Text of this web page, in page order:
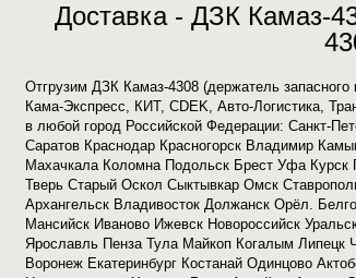
Доставка - ДЗК Камаз-
Отгрузим ДЗК Камаз-4308 (держатель
Кама-Экспресс, КИТ, CDEK, Авто-Логистика,
в любой город Российской Федерации: Санкт-
Саратов Краснодар Красногорск Владимир
Махачкала Коломна Подольск Брест Уфа Курск
Тверь Старый Оскол Сыктывкар Омск
Архангельск Владивосток Должанск Орёл.
Мансийск Иваново Ижевск Новороссийск
Ярославль Пенза Тула Майкоп Когалым Липецк
Воронеж Екатеринбург Костанай Одинцово